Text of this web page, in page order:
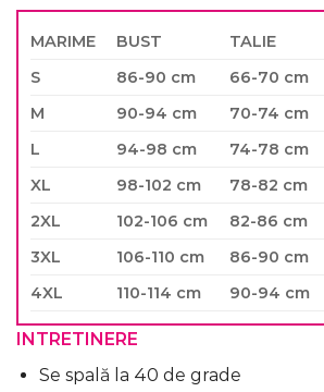
MARIME BUST TALIE
S
86-90 cm 66-70 cm
M
90-94 cm 70-74 cm
L
94-98 cm 74-78 cm
XL
98-102 cm 78-82 cm
2XL
102-106 cm 82-86 cm
3XL
106-110 cm 86-90 cm
4XL
110-114 cm 90-94 cm
INTRETINERE
Se spală la 40 de grade